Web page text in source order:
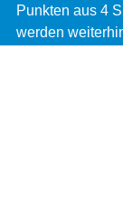
Punkten aus 4
werden